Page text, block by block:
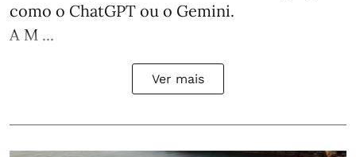
como o ChatGPT ou o Gemini.
A M ...
Ver mais